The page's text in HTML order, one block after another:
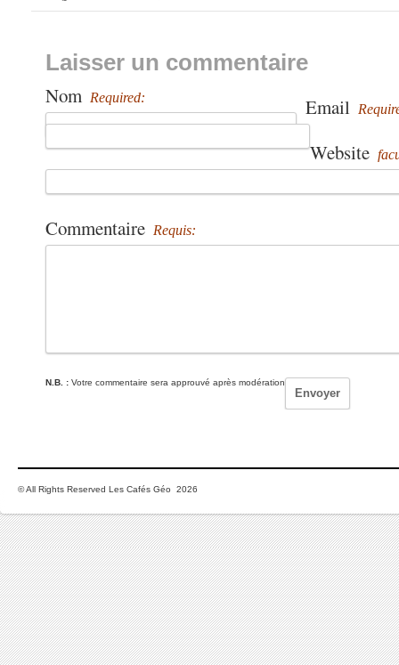
Laisser un commentaire
Nom Required: Email
Website
Commentaire Requis:
N.B. : Votre commentaire sera approuvé après modération
© All Rights Reserved Les Cafés Géo 2026